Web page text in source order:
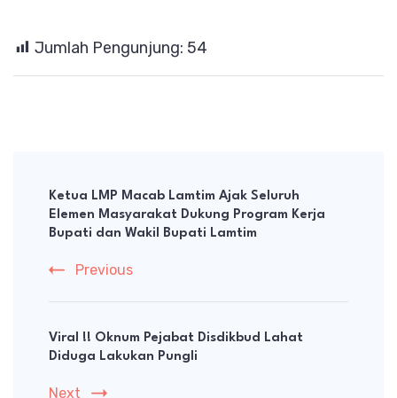
Jumlah Pengunjung: 54
Navigation
Ketua LMP Macab Lamtim Ajak Seluruh
Elemen Masyarakat Dukung Program Kerja
Bupati dan Wakil Bupati Lamtim
Previous
Viral !! Oknum Pejabat Disdikbud Lahat
Diduga Lakukan Pungli
Next